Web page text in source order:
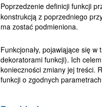
Poprzedzenie definicji funkcji
konstrukcją z poprzedniego
ma zostać podmieniona.
Funkcjonały, pojawiąjące się
dekoratorami funkcji). Ich
konieczności zmiany jej treści.
funkcji o zgodnych